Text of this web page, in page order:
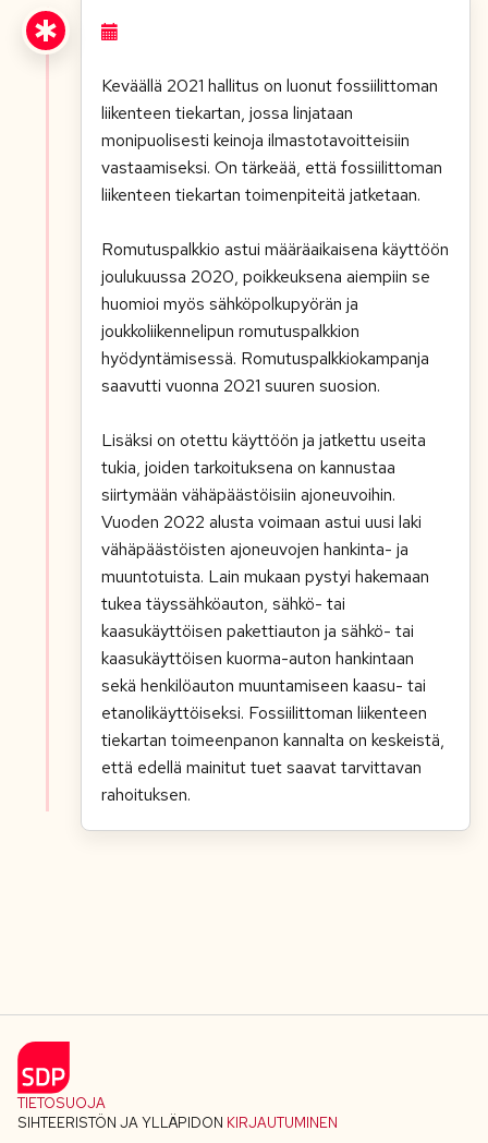
Keväällä 2021 hallitus on luonut fossiilittoman
liikenteen tiekartan, jossa linjataan
monipuolisesti keinoja ilmastotavoitteisiin
vastaamiseksi. On tärkeää, että fossiilittoman
liikenteen tiekartan toimenpiteitä jatketaan.
Romutuspalkkio astui määräaikaisena käyttöön
joulukuussa 2020, poikkeuksena aiempiin se
huomioi myös sähköpolkupyörän ja
joukkoliikennelipun romutuspalkkion
hyödyntämisessä. Romutuspalkkiokampanja
saavutti vuonna 2021 suuren suosion.
Lisäksi on otettu käyttöön ja jatkettu useita
tukia, joiden tarkoituksena on kannustaa
siirtymään vähäpäästöisiin ajoneuvoihin.
Vuoden 2022 alusta voimaan astui uusi laki
vähäpäästöisten ajoneuvojen hankinta- ja
muuntotuista. Lain mukaan pystyi hakemaan
tukea täyssähköauton, sähkö- tai
kaasukäyttöisen pakettiauton ja sähkö- tai
kaasukäyttöisen kuorma-auton hankintaan
sekä henkilöauton muuntamiseen kaasu- tai
etanolikäyttöiseksi. Fossiilittoman liikenteen
tiekartan toimeenpanon kannalta on keskeistä,
että edellä mainitut tuet saavat tarvittavan
rahoituksen.
TIETOSUOJA
SIHTEERISTÖN JA YLLÄPIDON KIRJAUTUMINEN